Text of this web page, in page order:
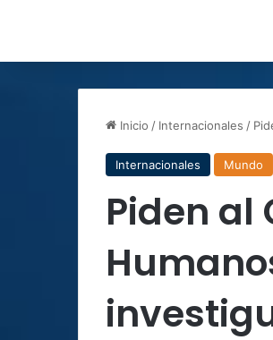
Inicio / Internacionales /
Internacionales Mundo
Piden al